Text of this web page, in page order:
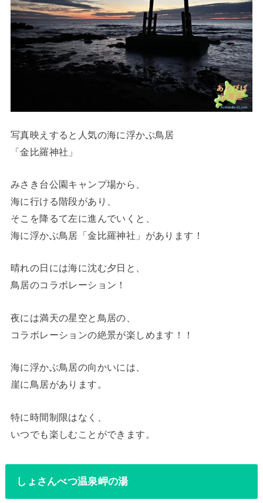
写真映えすると人気の海に浮かぶ鳥居
「金比羅神社」
みさき台公園キャンプ場から、
海に行ける階段があり、
そこを降るて左に進んでいくと、
海に浮かぶ鳥居「金比羅神社」があります！
晴れの日には海に沈む夕日と、
鳥居のコラボレーション！
夜には満天の星空と鳥居の、
コラボレーションの絶景が楽しめます！！
海に浮かぶ鳥居の向かいには、
崖に鳥居があります。
特に時間制限はなく、
いつでも楽しむことができます。
しょさんべつ温泉岬の湯